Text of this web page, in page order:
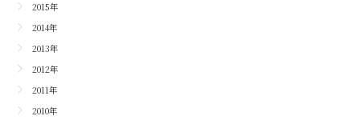
2015年
2014年
2013年
2012年
2011年
2010年